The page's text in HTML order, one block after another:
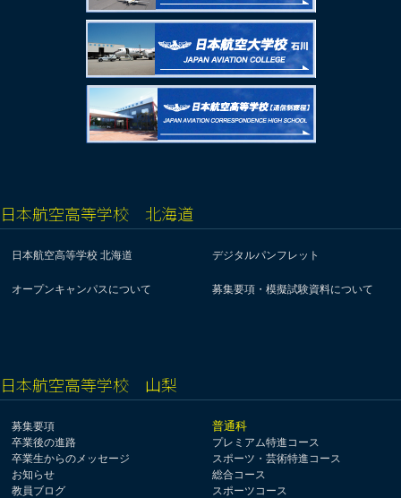
日本航空高等学校 北海道
日本航空高等学校 北海道 デジタルパンフレット
オープンキャンパスについて 募集要項・模擬試験資料について
日本航空高等学校 山梨
募集要項
卒業後の進路
卒業生からのメッセージ
お知らせ
教員ブログ
普通科
プレミアム特進コース
スポーツ・芸術特進コース
総合コース
スポーツコース